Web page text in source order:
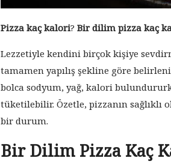
Pizza kaç kalori?Bir dilim pizza kaç
Lezzetiyle kendini birçok kişiye
tamamen yapılış şekline göre
bolca sodyum, yağ, kalori
tüketilebilir. Özetle, pizzanın sağlıklı
bir durum.
Bir Dilim Pizza Kaç